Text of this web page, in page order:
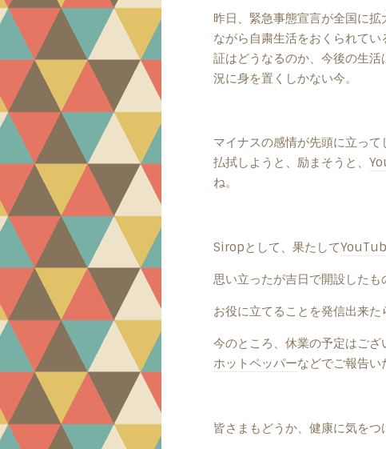
昨日、緊急事態宣言が全国に拡
ながら自粛生活をおくられて
証はどうなるのか、今後の生
況に身を置くしかない今。
マイナスの感情が先頭に立っ
払拭しようと、励まそうと、
ね。
Siropとして、果たして
思い立ったが吉日で開設した
お役に立てることを発信出来た
今のところ、休業の予定はご
ホットペッパーなどでご報告い
皆さまもどうか、健康に気を